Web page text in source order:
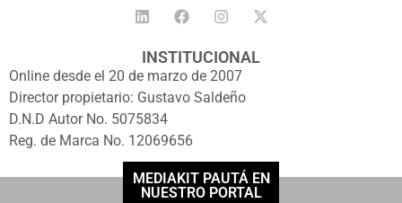
INSTITUCIONAL
Online desde el 20 de marzo de 2007
Director propietario: Gustavo Saldeño
D.N.D Autor No. 5075834
Reg. de Marca No. 12069656
MEDIAKIT PAUTÁ EN
NUESTRO PORTAL